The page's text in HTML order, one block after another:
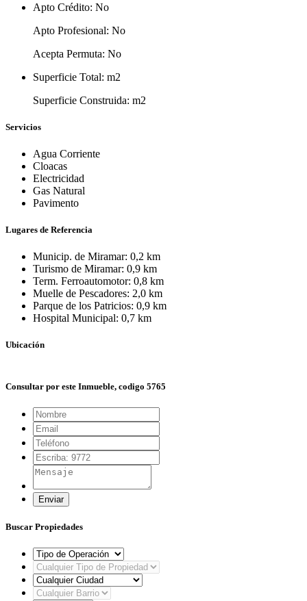
Apto Crédito: No
Apto Profesional: No
Acepta Permuta: No
Superficie Total: m2
Superficie Construida: m2
Servicios
Agua Corriente
Cloacas
Electricidad
Gas Natural
Pavimento
Lugares de Referencia
Municip. de Miramar: 0,2 km
Turismo de Miramar: 0,9 km
Term. Ferroautomotor: 0,8 km
Muelle de Pescadores: 2,0 km
Parque de los Patricios: 0,9 km
Hospital Municipal: 0,7 km
Ubicación
+
Consultar por este Inmueble, codigo 5765
Enviar
Buscar Propiedades